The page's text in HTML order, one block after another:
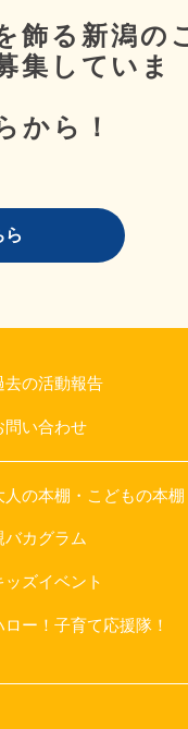
飾る新潟の
集していま
から！
ら
去の活動報告
問い合わせ
人の本棚・こどもの本棚
バカグラム
ッズイベント
ロー！子育て応援隊！